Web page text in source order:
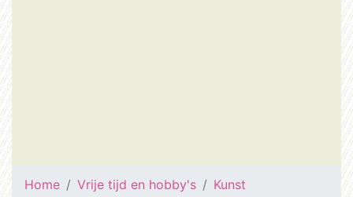
Home Vrije tijd en hobby's
Kunst